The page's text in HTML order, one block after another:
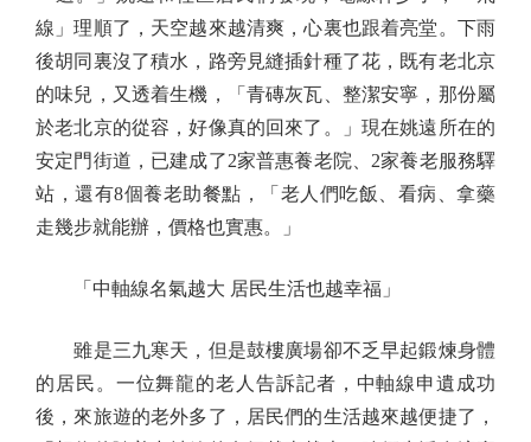
線」理順了，天空越來越清爽，心裏也跟着亮堂。下雨
後胡同裏沒了積水，路旁見縫插針種了花，既有老北京
的味兒，又透着生機，「青磚灰瓦、整潔安寧，那份屬
於老北京的從容，好像真的回來了。」現在姚遠所在的
安定門街道，已建成了2家普惠養老院、2家養老服務驛
站，還有8個養老助餐點，「老人們吃飯、看病、拿藥
走幾步就能辦，價格也實惠。」
「中軸線名氣越大 居民生活也越幸福」
雖是三九寒天，但是鼓樓廣場卻不乏早起鍛煉身體
的居民。一位舞龍的老人告訴記者，中軸線申遺成功
後，來旅遊的老外多了，居民們的生活越來越便捷了，